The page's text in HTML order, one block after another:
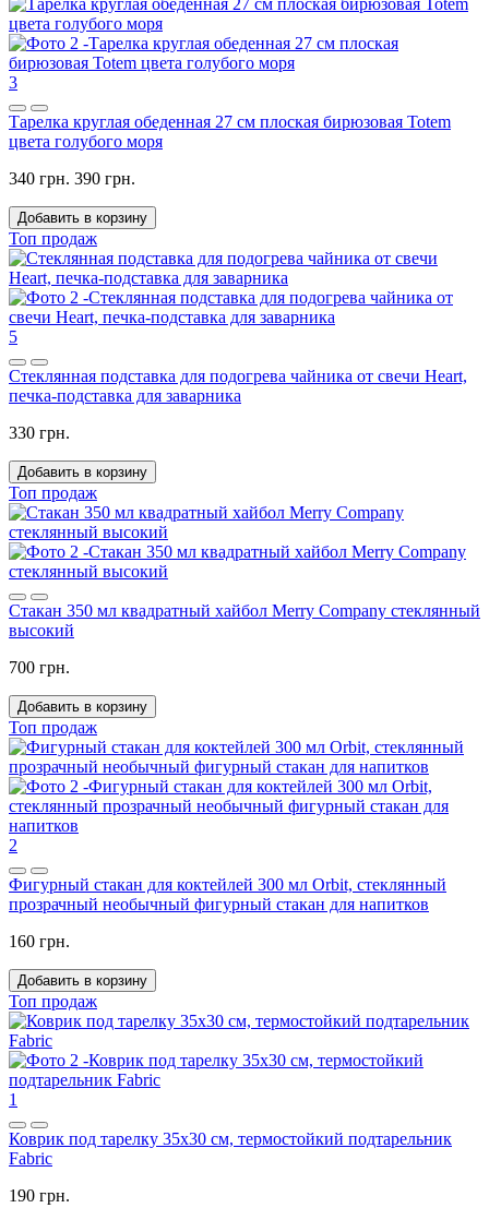
3
Тарелка круглая обеденная 27 см плоская бирюзовая Totem
цвета голубого моря
340 грн. 390 грн.
Добавить в корзину
Топ продаж
5
Стеклянная подставка для подогрева чайника от свечи Heart,
печка-подставка для заварника
330 грн.
Добавить в корзину
Топ продаж
Стакан 350 мл квадратный хайбол Merry Company стеклянный
высокий
700 грн.
Добавить в корзину
Топ продаж
2
Фигурный стакан для коктейлей 300 мл Orbit, стеклянный
прозрачный необычный фигурный стакан для напитков
160 грн.
Добавить в корзину
Топ продаж
1
Коврик под тарелку 35x30 см, термостойкий подтарельник
Fabric
190 грн.